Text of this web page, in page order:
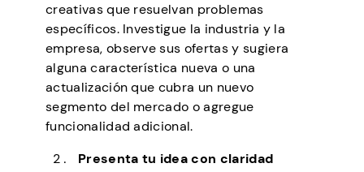
creativas que resuelvan problemas
específicos. Investigue la industria y la
empresa, observe sus ofertas y sugiera
alguna característica nueva o una
actualización que cubra un nuevo
segmento del mercado o agregue
funcionalidad adicional.
Presenta tu idea con claridad